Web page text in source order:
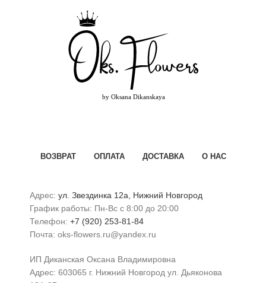
ВОЗВРАТ ОПЛАТА ДОСТАВКА О НАС
Адрес: ул. Звездинка 12а, Нижний Новгород
График работы: Пн-Вс с 8:00 до 20:00
Телефон: +7 (920) 253-81-84
Почта: oks-flowers.ru@yandex.ru
ИП Диканская Оксана Владимировна
Адрес: 603065 г. Нижний Новгород ул. Дьяконова